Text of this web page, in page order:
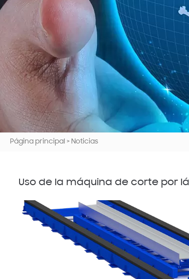
Página principal > Noticias
Uso de la máquina de corte por